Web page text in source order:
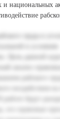
национальных